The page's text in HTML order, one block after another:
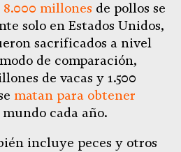
8.000 millones de pollos se
solo en Estados Unidos,
sacrificados a nivel
de comparación,
de vacas y 1.500
matan para obtener
cada año.
incluye peces y otros